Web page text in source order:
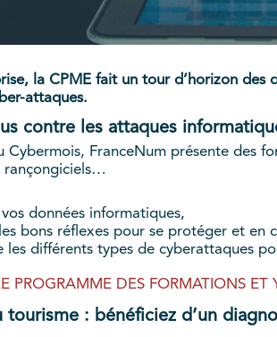
la CPME fait un tour d’horizon
attaques.
contre les attaques
Cybermois, FranceNum présente des
rançongiciels…
vos données informatiques,
bons réflexes pour se protéger et en
les différents types de cyberattaques
PROGRAMME DES FORMATIONS ET
tourisme : bénéficiez d’un